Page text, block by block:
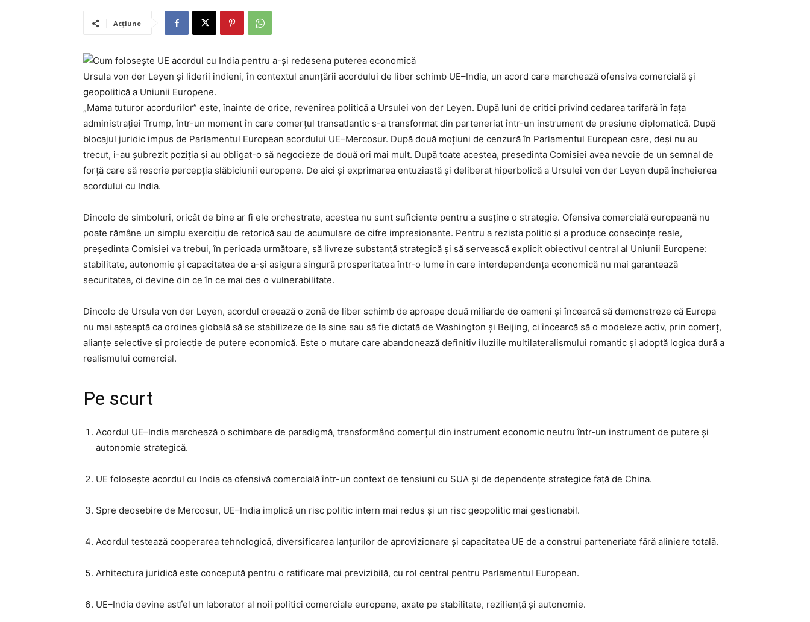
Acțiune
Ursula von der Leyen și liderii indieni, în contextul anunțării acordului de liber schimb UE–India, un acord care marchează ofensiva comercială și
geopolitică a Uniunii Europene.
„Mama tuturor acordurilor” este, înainte de orice, revenirea politică a Ursulei von der Leyen. După luni de critici privind cedarea tarifară în fața
administrației Trump, într-un moment în care comerțul transatlantic s-a transformat din parteneriat într-un instrument de presiune diplomatică. După
blocajul juridic impus de Parlamentul European acordului UE–Mercosur. După două moțiuni de cenzură în Parlamentul European care, deși nu au
trecut, i-au șubrezit poziția și au obligat-o să negocieze de două ori mai mult. După toate acestea, președinta Comisiei avea nevoie de un semnal de
forță care să rescrie percepția slăbiciunii europene. De aici și exprimarea entuziastă și deliberat hiperbolică a Ursulei von der Leyen după încheierea
acordului cu India.
Dincolo de simboluri, oricât de bine ar fi ele orchestrate, acestea nu sunt suficiente pentru a susține o strategie. Ofensiva comercială europeană nu
poate rămâne un simplu exercițiu de retorică sau de acumulare de cifre impresionante. Pentru a rezista politic și a produce consecințe reale,
președinta Comisiei va trebui, în perioada următoare, să livreze substanță strategică și să servească explicit obiectivul central al Uniunii Europene:
stabilitate, autonomie și capacitatea de a-și asigura singură prosperitatea într-o lume în care interdependența economică nu mai garantează
securitatea, ci devine din ce în ce mai des o vulnerabilitate.
Dincolo de Ursula von der Leyen, acordul creează o zonă de liber schimb de aproape două miliarde de oameni și încearcă să demonstreze că Europa
nu mai așteaptă ca ordinea globală să se stabilizeze de la sine sau să fie dictată de Washington și Beijing, ci încearcă să o modeleze activ, prin comerț,
alianțe selective și proiecție de putere economică. Este o mutare care abandonează definitiv iluziile multilateralismului romantic și adoptă logica dură a
realismului comercial.
Pe scurt
Acordul UE–India marchează o schimbare de paradigmă, transformând comerțul din instrument economic neutru într-un instrument de putere și
autonomie strategică.
UE folosește acordul cu India ca ofensivă comercială într-un context de tensiuni cu SUA și de dependențe strategice față de China.
Spre deosebire de Mercosur, UE–India implică un risc politic intern mai redus și un risc geopolitic mai gestionabil.
Acordul testează cooperarea tehnologică, diversificarea lanțurilor de aprovizionare și capacitatea UE de a construi parteneriate fără aliniere totală.
Arhitectura juridică este concepută pentru o ratificare mai previzibilă, cu rol central pentru Parlamentul European.
UE–India devine astfel un laborator al noii politici comerciale europene, axate pe stabilitate, reziliență și autonomie.